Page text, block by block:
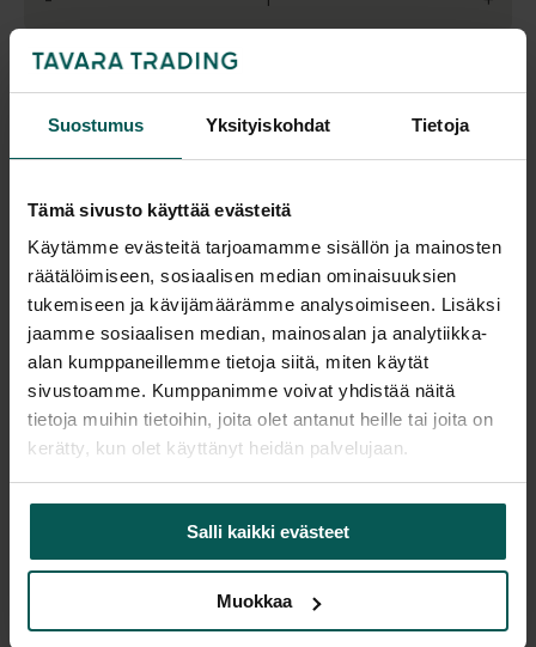
Suostumus Yksityiskohdat Tietoja
Tämä sivusto käyttää evästeitä
Käytämme evästeitä tarjoamamme sisällön ja mainosten
räätälöimiseen, sosiaalisen median ominaisuuksien
tukemiseen ja kävijämäärämme analysoimiseen. Lisäksi
jaamme sosiaalisen median, mainosalan ja analytiikka-
alan kumppaneillemme tietoja siitä, miten käytät
sivustoamme. Kumppanimme voivat yhdistää näitä
tietoja muihin tietoihin, joita olet antanut heille tai joita on
kerätty, kun olet käyttänyt heidän palvelujaan.
Salli kaikki evästeet
Muokkaa
Saatavuus
Tampere: Tuotetta on varastossa 0 kpl (voit tilata myymälään,
veloitamme mahdollisesti siirtomaksun)
Tulosta tuotekortti
Tuotekuvaus
Design Lievore Altherr Molina, 2005